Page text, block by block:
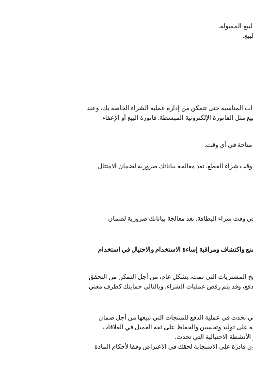
المقبولة.
المناسبة حتى تتمكن من إدارة عملية الشراء الخاصة بك، وعند
الفاتورة الإلكترونية المبسطة. فاتورة البيع أو الإعفاء
متاحة في أي وقت.
شراء القطع. تعد معالجة بياناتك ضرورية لضمان الامتثال
وقت شراء البطاقة. تعد معالجة بياناتك ضرورية لضمان
واكتشاف ومراقبة إساءة الاستخدام والاحتيال في استخدام
المشتريات التي تمت، بشكل عام، من أجل التمكن من التحقق
وقد يتم رفض عمليات الشراء، وبالتالي حمايتك كطرف معني
تحدث في عملية الدفع للمنتجات التي تبيعها من أجل ضمان
على توليد وتحسين والحفاظ على ثقة العميل في العلاقات
الاحتيالية التي تحدث.
على الاستجابة لحقك في الاعتراض وفقا لأحكام المادة